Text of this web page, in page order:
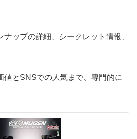
ップの詳細、シークレット情報、
値とSNSでの人気まで、専門的に